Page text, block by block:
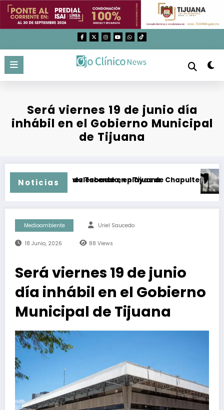
Saltar
contenido
Será viernes 19 de junio día
inhábil en el Gobierno Municipal
de Tijuana
Noticias
colonia Sánchez Taboada, en Tijuana
arrastró a adolescente en playas de Chapultepec, en
Medioambiente Uriel Saucedo
18 Junio, 2026 88 Views
Será viernes 19 de junio
día inhábil en el Gobierno
Municipal de Tijuana